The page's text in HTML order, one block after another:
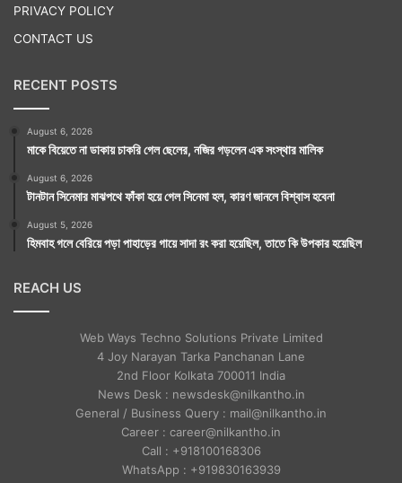
PRIVACY POLICY
CONTACT US
RECENT POSTS
August 6, 2026
মাকে বিয়েতে না ডাকায় চাকরি গেল ছেলের, নজির গড়লেন এক সংস্থার মালিক
August 6, 2026
টানটান সিনেমার মাঝপথে ফাঁকা হয়ে গেল সিনেমা হল, কারণ জানলে বিশ্বাস হবেনা
August 5, 2026
হিমবাহ গলে বেরিয়ে পড়া পাহাড়ের গায়ে সাদা রং করা হয়েছিল, তাতে কি উপকার হয়েছিল
REACH US
Web Ways Techno Solutions Private Limited
4 Joy Narayan Tarka Panchanan Lane
2nd Floor Kolkata 700011 India
News Desk : newsdesk@nilkantho.in
General / Business Query : mail@nilkantho.in
Career : career@nilkantho.in
Call : +918100168306
WhatsApp : +919830163939